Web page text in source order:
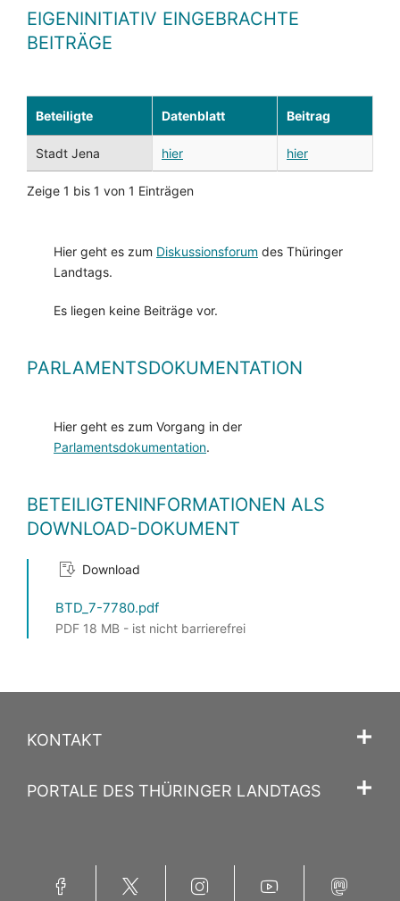
EIGENINITIATIV EINGEBRACHTE
BEITRÄGE
Beteiligte Datenblatt Beitrag
Stadt Jena hier hier
Zeige 1 bis 1 von 1 Einträgen
Hier geht es zum Diskussionsforum des Thüringer
Landtags.
Es liegen keine Beiträge vor.
PARLAMENTSDOKUMENTATION
Hier geht es zum Vorgang in der
Parlamentsdokumentation.
BETEILIGTENINFORMATIONEN ALS
DOWNLOAD-DOKUMENT
Download
BTD_7-7780.pdf
PDF 18 MB - ist nicht barrierefrei
KONTAKT
PORTALE DES THÜRINGER LANDTAGS
Facebook Twitter Instagram Mastodon